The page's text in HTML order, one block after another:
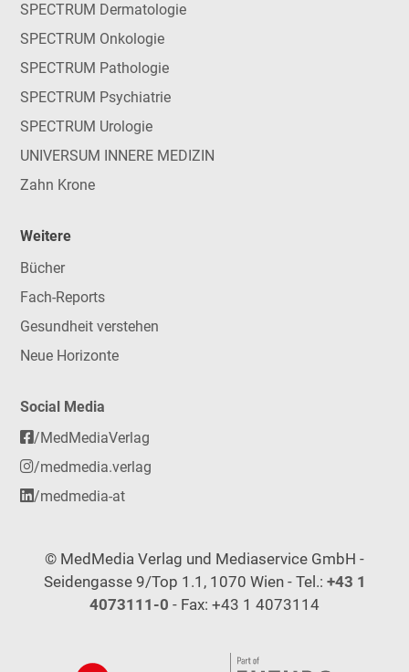
SPECTRUM Dermatologie
SPECTRUM Onkologie
SPECTRUM Pathologie
SPECTRUM Psychiatrie
SPECTRUM Urologie
UNIVERSUM INNERE MEDIZIN
Zahn Krone
Weitere
Bücher
Fach-Reports
Gesundheit verstehen
Neue Horizonte
Social Media
/MedMediaVerlag
/medmedia.verlag
/medmedia-at
© MedMedia Verlag und Mediaservice GmbH -
Seidengasse 9/Top 1.1, 1070 Wien - Tel.: +43 1
4073111-0 - Fax: +43 1 4073114